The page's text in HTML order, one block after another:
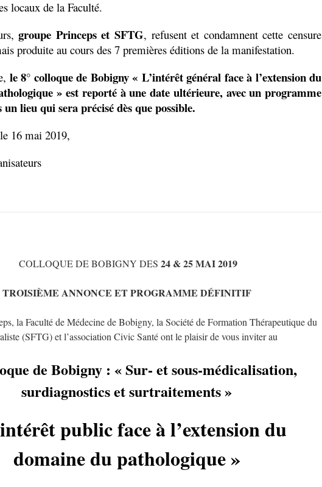
locaux de la Faculté.
groupe Princeps et SFTG, refusent et condamnent cette censure
produite au cours des 7 premières éditions de la manifestation.
le 8° colloque de Bobigny « L’intérêt général face à l’extension du
» est reporté à une date ultérieure, avec un programme
un lieu qui sera précisé dès que possible.
mai 2019,
COLLOQUE DE BOBIGNY DES 24 & 25 MAI 2019
TROISIÈME ANNONCE ET PROGRAMME DÉFINITIF
la Faculté de Médecine de Bobigny, la Société de Formation Thérapeutique du
(SFTG) et l’association Civic Santé ont le plaisir de vous inviter au
de Bobigny : « Sur- et sous-médicalisation,
surdiagnostics et surtraitements »
public face à l’extension du
domaine du pathologique »